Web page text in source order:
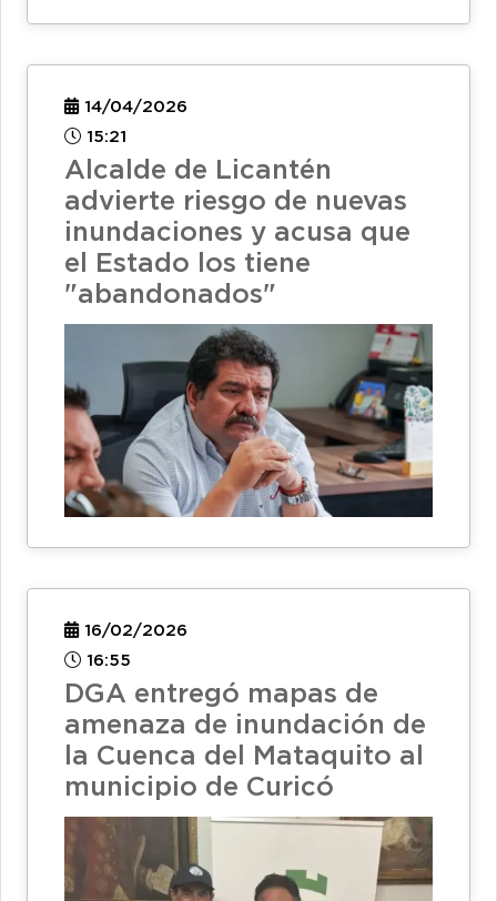
14/04/2026
15:21
Alcalde de Licantén
advierte riesgo de nuevas
inundaciones y acusa que
el Estado los tiene
"abandonados"
16/02/2026
16:55
DGA entregó mapas de
amenaza de inundación de
la Cuenca del Mataquito al
municipio de Curicó